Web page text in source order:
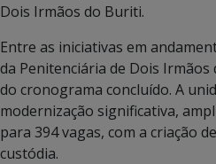
Dois Irmãos do Buriti.
Entre as iniciativas em
da Penitenciária de Dois Irmãos
do cronograma concluído. A
modernização significativa,
para 394 vagas, com a criação
custódia.